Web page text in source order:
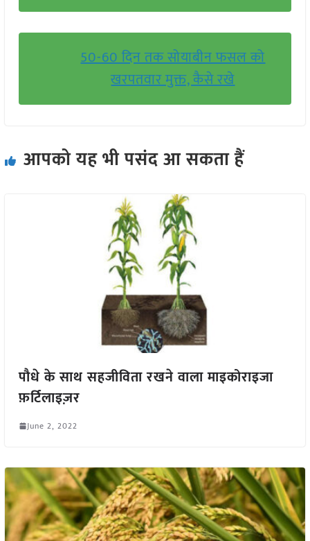
50-60 दिन तक सोयाबीन फसल को
खरपतवार मुक्त, कैसे रखे
आपको यह भी पसंद आ सकता हैं
पौधे के साथ सहजीविता रखने वाला माइकोराइजा
फ़र्टिलाइज़र
June 2, 2022